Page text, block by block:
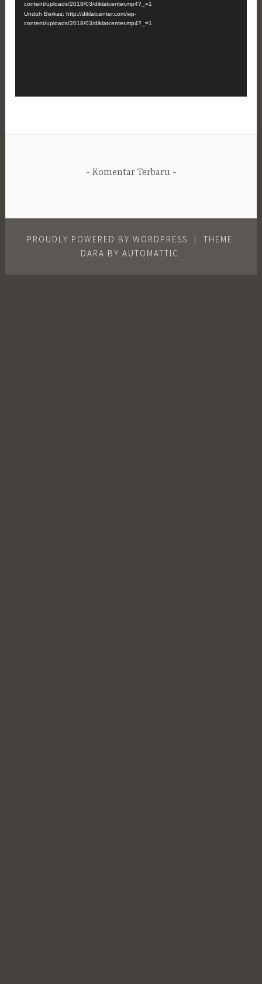
content/uploads/2018/03/diklatcenter.mp4?_=1
Unduh Berkas: http://diklatcenter.com/wp-
content/uploads/2018/03/diklatcenter.mp4?_=1
Komentar Terbaru
PROUDLY POWERED BY WORDPRESS |
THEME:
DARA BY AUTOMATTIC .